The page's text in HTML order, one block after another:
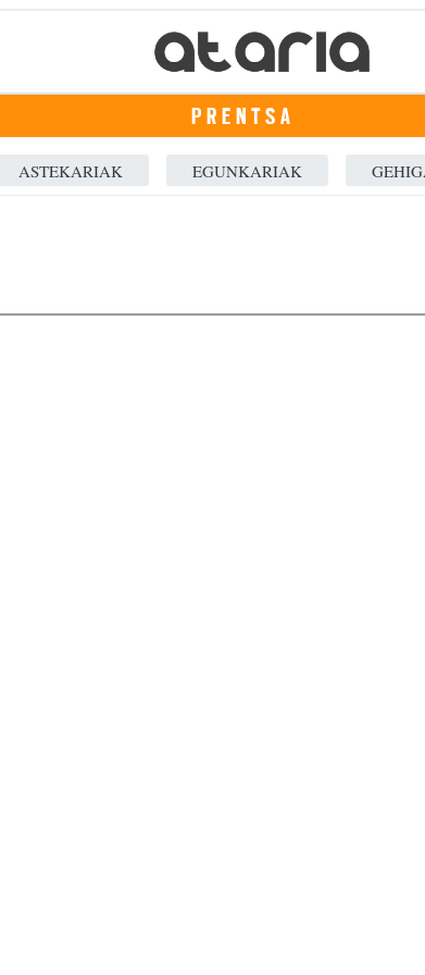
PRENTSA
ASTEKARIAK EGUNKARIAK